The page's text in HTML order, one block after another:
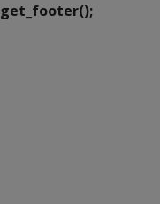
get_footer();